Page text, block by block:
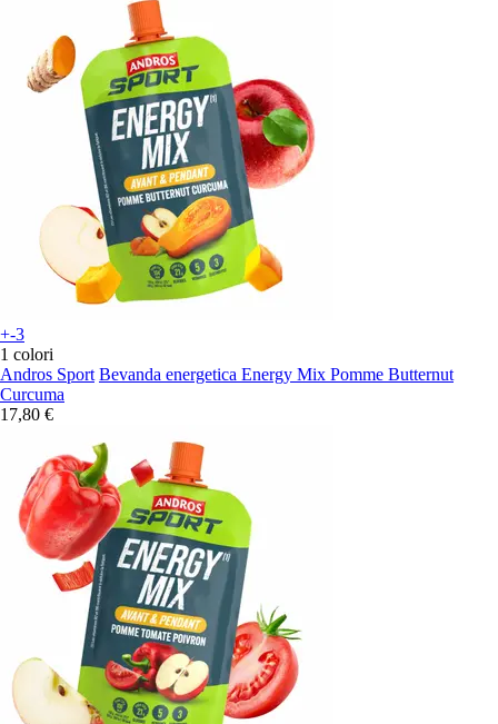
+-3
1 colori
Andros Sport Bevanda energetica Energy Mix Pomme Butternut
Curcuma
17,80 €